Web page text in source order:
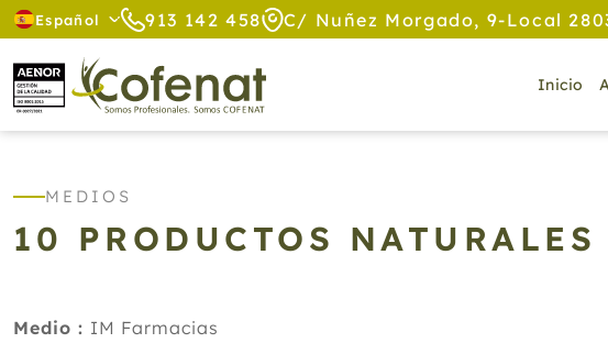
Español 913 142 458 C/ Nuñez Morgado, 9-Local
Inicio
MEDIOS
10 PRODUCTOS
Medio : IM Farmacias